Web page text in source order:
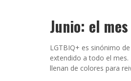
Junio: el
LGTBIQ+ es sinónimo
extendido a todo el
llenan de colores para